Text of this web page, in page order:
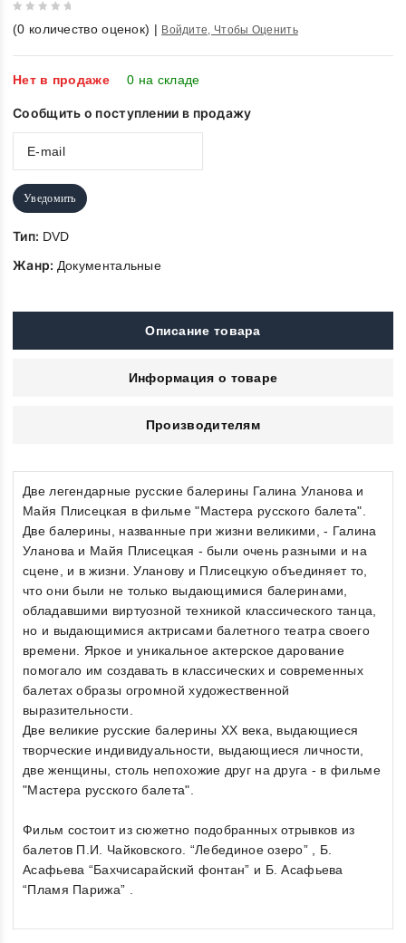
out
of
5
(0 количество оценок) | Войдите, Чтобы Оценить
Нет в продаже 0 на складе
Сообщить о поступлении в продажу
Уведомить
Тип: DVD
Жанр: Документальные
Описание товара
Информация о товаре
Производителям
Две легендарные русские балерины Галина Уланова и
Майя Плисецкая в фильме "Мастера русского балета".
Две балерины, названные при жизни великими, - Галина
Уланова и Майя Плисецкая - были очень разными и на
сцене, и в жизни. Уланову и Плисецкую объединяет то,
что они были не только выдающимися балеринами,
обладавшими виртуозной техникой классического танца,
но и выдающимися актрисами балетного театра своего
времени. Яркое и уникальное актерское дарование
помогало им создавать в классических и современных
балетах образы огромной художественной
выразительности.
Две великие русские балерины XX века, выдающиеся
творческие индивидуальности, выдающиеся личности,
две женщины, столь непохожие друг на друга - в фильме
"Мастера русского балета".
Фильм состоит из сюжетно подобранных отрывков из
балетов П.И. Чайковского. “Лебединое озеро” , Б.
Асафьева “Бахчисарайский фонтан” и Б. Асафьева
“Пламя Парижа” .